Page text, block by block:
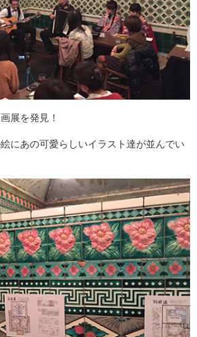
展を発見！
にあの可愛らしいイラスト達が並んでい